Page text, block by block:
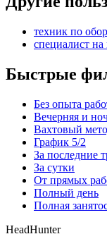
техник по
специалист на
Быстрые
Без опыта
Вечерняя и
Вахтовый
График 5/2
За последние
За сутки
От прямых
Полный день
Полная
HeadHunter